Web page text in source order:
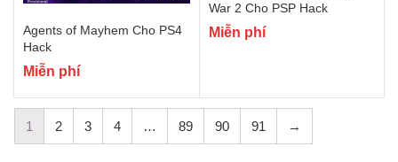
Agents of Mayhem Cho PS4
Hack
Miễn phí
War 2 Cho PSP Hack
Miễn phí
1 2 3 4 … 89 90 91 →